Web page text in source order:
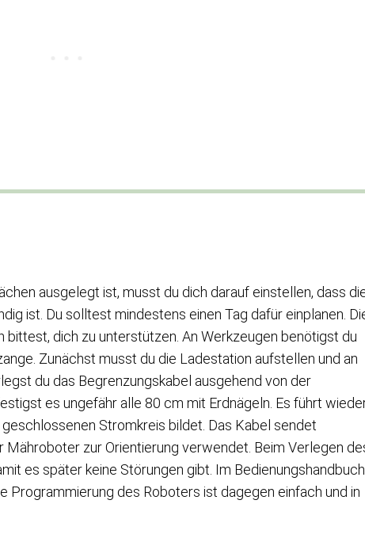
ausgelegt ist, musst du dich darauf einstellen, dass
ist. Du solltest mindestens einen Tag dafür einplanen.
dich zu unterstützen. An Werkzeugen benötigst du
Zunächst musst du die Ladestation aufstellen und an
du das Begrenzungskabel ausgehend von der
es ungefähr alle 80 cm mit Erdnägeln. Es führt
Stromkreis bildet. Das Kabel sendet
zur Orientierung verwendet. Beim Verlegen
es später keine Störungen gibt. Im Bedienungshandbuch
Programmierung des Roboters ist dagegen einfach und in